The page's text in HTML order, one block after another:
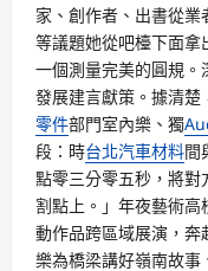
家、創作者、出書從
等議題她從吧檯下面拿
一個測量完美的圓規。
發展建言獻策。據清楚
零件部門室內樂、獨
段：時台北汽車材料間
點零三分零五秒，將
割點上。」年夜藝術
動作品跨區域展演，
樂為橋梁講好嶺南故事